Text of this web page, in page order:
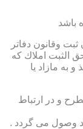
وقانون دفاتر
الثبت املاك كه
به مازاد يا
و در ارتباط
وصول می گردد .